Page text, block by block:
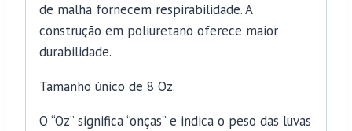
de malha fornecem respirabilidade. A
construção em poliuretano oferece maior
durabilidade.
Tamanho único de 8 Oz.
O “Oz” significa “onças” e indica o peso das luvas